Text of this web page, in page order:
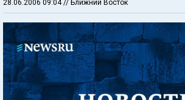
28.06.2006 09:04// Ближний Восток